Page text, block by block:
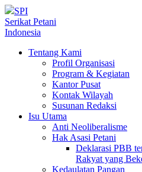
SPI
Serikat Petani
Indonesia
Tentang Kami
Profil Organisasi
Program & Kegiatan
Kantor Pusat
Kontak Wilayah
Susunan Redaksi
Isu Utama
Anti Neoliberalisme
Hak Asasi Petani
Deklarasi PBB
Rakyat yang
Kedaulatan Pangan